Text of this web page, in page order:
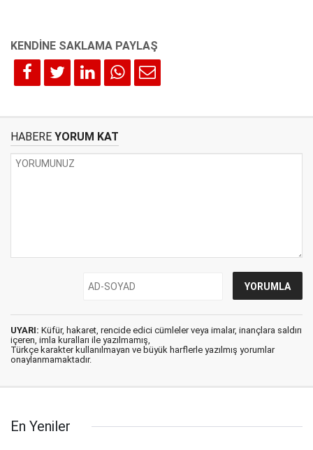
HABERE YORUM KAT
UYARI: Küfür, hakaret, rencide edici cümleler veya imalar, inançlara saldırı
içeren, imla kuralları ile yazılmamış,
Türkçe karakter kullanılmayan ve büyük harflerle yazılmış yorumlar
onaylanmamaktadır.
En Yeniler